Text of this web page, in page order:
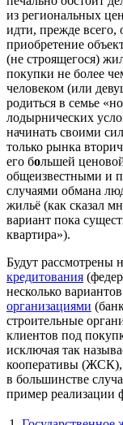
из региональных
идти, прежде всего,
приобретение
(не строящегося)
покупки не более
человеком (или
родиться в семье
лодырнических
начинать своими
только рынка
его большей
общеизвестными и
случаями обмана
жильё (как сказал
вариант пока
квартира»).
Будут рассмотрены
кредитования
несколько вариантов
организациями
строительные
клиентов под
исключая так
кооперативы (ЖСК),
в большинстве
пример реализации